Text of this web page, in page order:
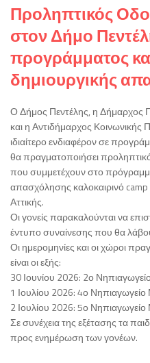
Προληπτικός
στον Δήμο
προγράμματος
δημιουργικής
Ο Δήμος Πεντέλης, η
και η Αντιδήμαρχος Κοινωνικής
ιδιαίτερο ενδιαφέρον σε
θα πραγματοποιήσει
που συμμετέχουν στο
απασχόλησης καλοκαιρινό camp
Αττικής.
Οι γονείς παρακαλούνται να
έντυπο συναίνεσης που θα
Οι ημερομηνίες και οι χώροι
είναι οι εξής:
30 Ιουνίου 2026: 2ο
1 Ιουλίου 2026: 4ο
2 Ιουλίου 2026: 5ο
Σε συνέχεια της εξέτασης τα
προς ενημέρωση των γονέων.